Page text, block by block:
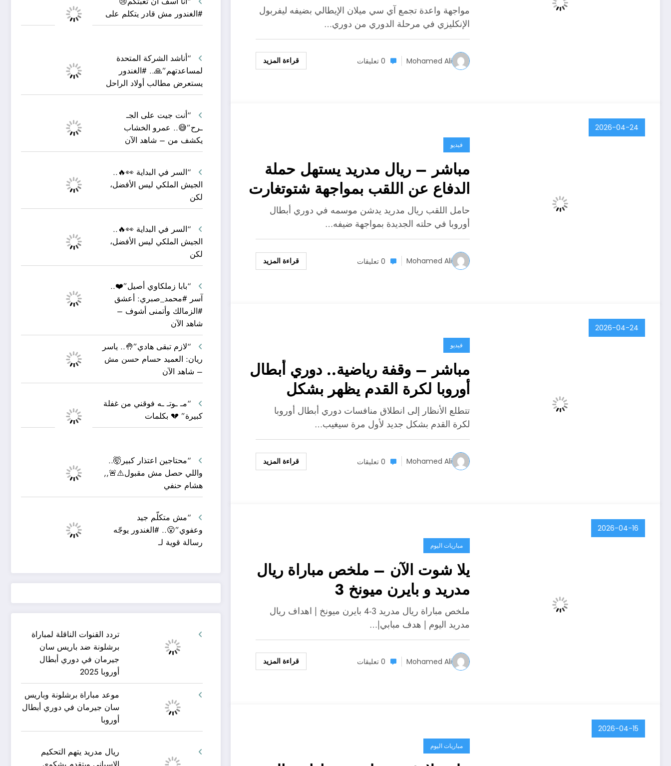
مواجهة واعدة تجمع آي سي ميلان الإيطالي بضيفه ليفربول
الإنكليزي في مرحلة الدوري من دوري…
Mohamed Ali 0 تعليقات قراءة المزيد
2026-04-24
فيديو
مباشر – ريال مدريد يستهل حملة
الدفاع عن اللقب بمواجهة شتوتغارت
حامل اللقب ريال مدريد يدشن موسمه في دوري أبطال
أوروبا في حلته الجديدة بمواجهة ضيفه…
Mohamed Ali 0 تعليقات قراءة المزيد
2026-04-24
فيديو
مباشر – وقفة رياضية.. دوري أبطال
أوروبا لكرة القدم يظهر بشكل
تتطلع الأنظار إلى انطلاق منافسات دوري أبطال أوروبا
لكرة القدم بشكل جديد لأول مرة سيغيب…
Mohamed Ali 0 تعليقات قراءة المزيد
2026-04-16
مباريات اليوم
يلا شوت الآن – ملخص مباراة ريال
مدريد و بايرن ميونخ 3
ملخص مباراة ريال مدريد 3-4 بايرن ميونخ | اهداف ريال
مدريد اليوم | هدف مبابي|…
Mohamed Ali 0 تعليقات قراءة المزيد
2026-04-15
مباريات اليوم
#الغندور مش قادر يتكلم على
“أناشد الشركة المتحدة
لمساعدتهم”🙏.. #الغندور
يستعرض مطالب أولاد الراحل
“أنت جيت على الجـ
ـرح”😅.. عمرو الخشاب
يكشف من – شاهد الآن
“السر في البداية 👀🔥..
الجيش الملكي ليس الأفضل،
لكن
“السر في البداية 👀🔥..
الجيش الملكي ليس الأفضل،
لكن
“بابا زملكاوي أصيل”❤️..
آسر #محمد_صبري: أعشق
#الزمالك وأتمنى أشوف –
شاهد الآن
“لازم تبقى هادي”🤚.. ياسر
ريان: العميد حسام حسن مش
– شاهد الآن
“مـ ـوتـ ـه فوقني من غفلة
كبيرة” 💔 بكلمات
“محتاجين اعتذار كبير🤯..
واللي حصل مش مقبول⚠️🚨,,
هشام حنفي
“مش متكلّم جيد
وعفوي”😮.. #الغندور يوجّه
رسالة قوية لـ
تردد القنوات الناقلة لمباراة
برشلونة ضد باريس سان
جيرمان في دوري أبطال
أوروبا 2025
موعد مباراة برشلونة وباريس
سان جيرمان في دوري أبطال
أوروبا
ريال مدريد يتهم التحكيم